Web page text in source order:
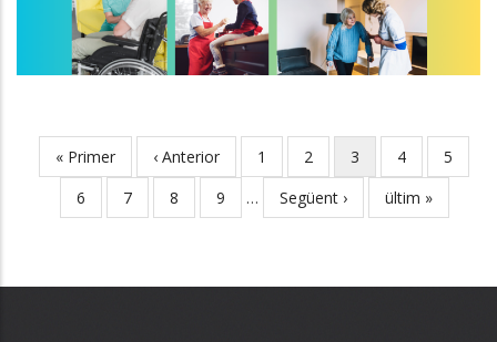
Pagination
First
page
« Primer
Previous
page
‹ Anterior Page
1 Page
2
Current
page
3 Page
4 Page
5
Page
6 Page
7 Page
8 Page
9 …
Next
Següent ›
Last
ültim »